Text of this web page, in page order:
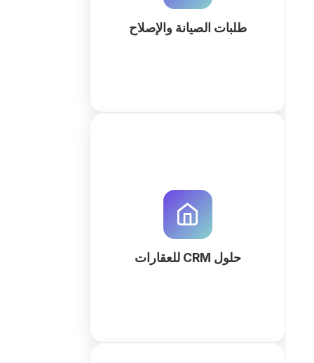
طلبات الصيانة والإصلاح
الاصطناعي.
حلول CRM للعقارات
QuintaDB. نظام CRM مخصص لإدارة
الوحدات، العقود، والعملاء، يتم إنشاؤه
وتخصيصه بواسطة الذكاء الاصطناعي
لتحسين سير العمل.